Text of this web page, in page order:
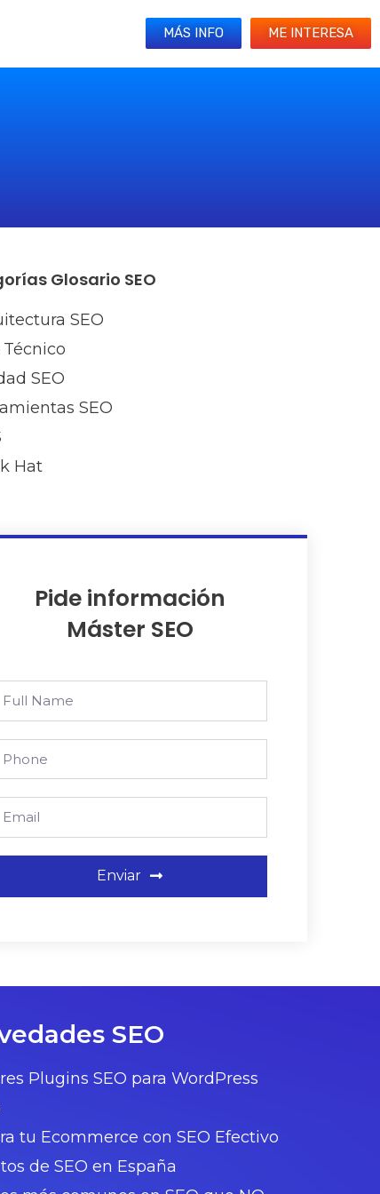
MÁS INFO ME INTERESA
Glosario SEO
SEO
Técnico
SEO
SEO
Hat
Pide información
Máster SEO
Full
Phone
Email
Enviar
SEO
Plugins SEO para WordPress
tu Ecommerce con SEO Efectivo
de SEO en España